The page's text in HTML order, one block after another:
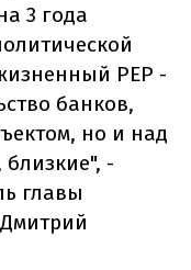
3 года
PEP -
банков,
но и над
близкие", -
главы